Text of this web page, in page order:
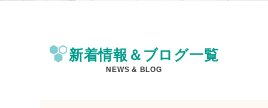
新着情報＆ブログ一覧
NEWS & BLOG